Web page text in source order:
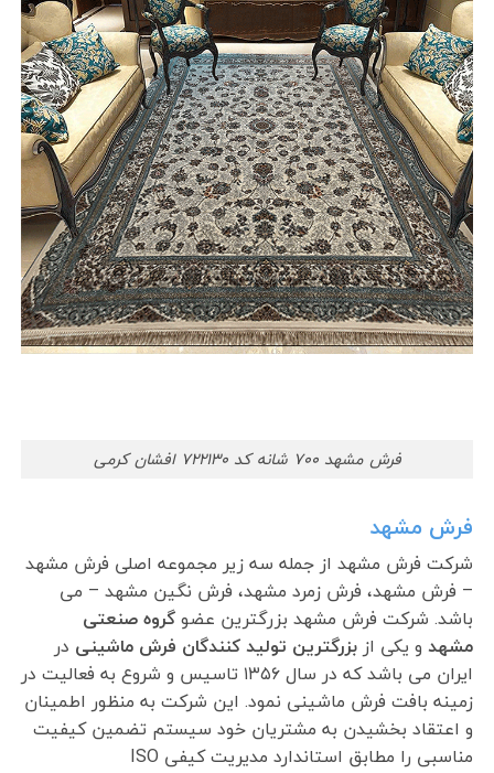
فرش مشهد ۷۰۰ شانه کد ۷۲۲۱۳۰ افشان کرمی
فرش مشهد
شرکت فرش مشهد از جمله سه زیر مجموعه اصلی فرش مشهد
– فرش مشهد، فرش زمرد مشهد، فرش نگین مشهد – می
باشد. شرکت فرش مشهد بزرگترین عضوگروه صنعتی
مشهدو یکی از بزرگترین تولید کنندگان فرش ماشینی در
ایران می باشد که در سال ۱۳۵۶ تاسیس و شروع به فعالیت در
زمینه بافت فرش ماشینی نمود. این شرکت به منظور اطمینان
و اعتقاد بخشیدن به مشتریان خود سیستم تضمین کیفیت
مناسبی را مطابق استاندارد مدیریت کیفی ISO